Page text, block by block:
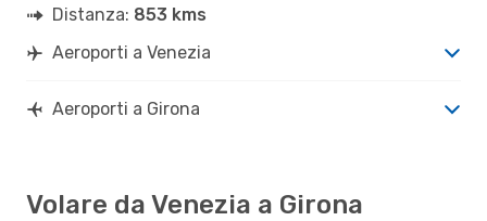
Distanza: 853 kms
Aeroporti a Venezia
Aeroporti a Girona
Volare da Venezia a Girona